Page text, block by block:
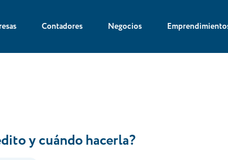
Contadores Negocios
y cuándo hacerla?